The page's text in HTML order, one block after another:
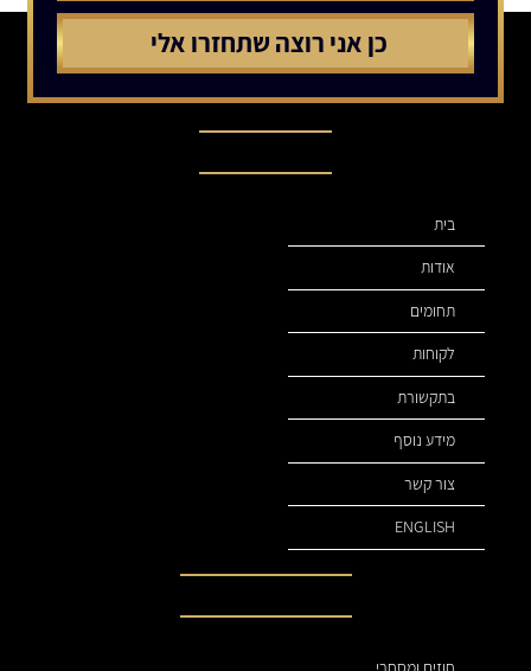
בית
אודות
תחומים
לקוחות
בתקשורת
מידע נוסף
צור קשר
ENGLISH